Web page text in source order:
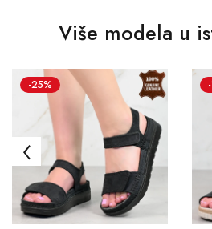
Više modela u
-25%